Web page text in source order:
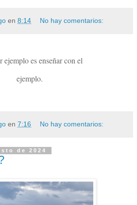
en 8:14 No hay comentarios:
ejemplo es enseñar con el
ejemplo.
en 7:16 No hay comentarios:
de 2024